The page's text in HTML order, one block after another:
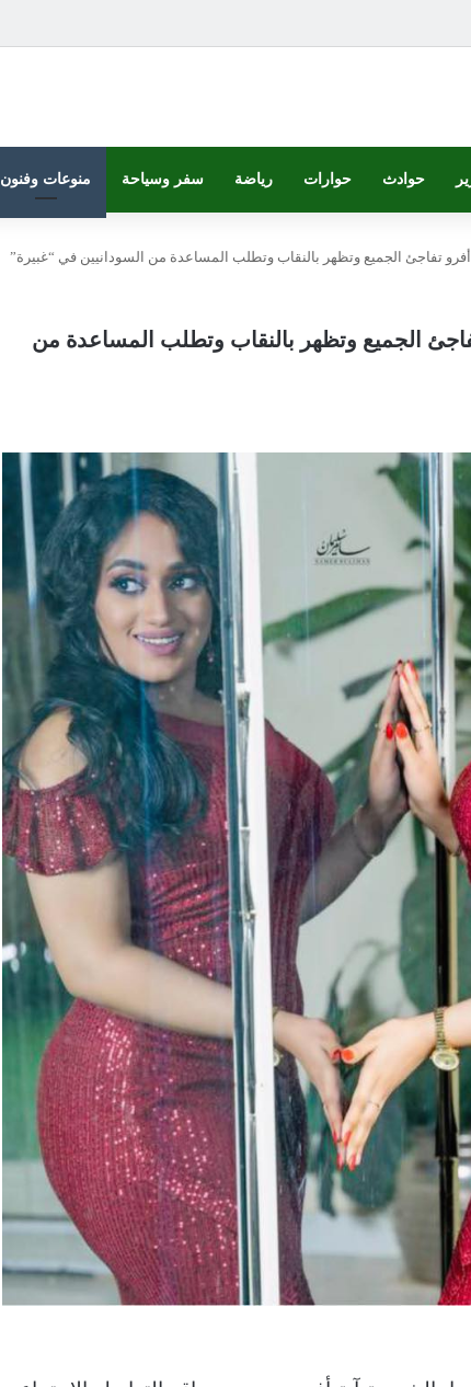
حوادث حوارات رياضة سفر وسياحة منوعات وفنون
أفرو تفاجئ الجميع وتظهر بالنقاب وتطلب المساعدة من السودانيين في “غبيرة”
الجميع وتظهر بالنقاب وتطلب المساعدة من